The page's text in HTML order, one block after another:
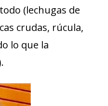
(lechugas de
crudas, rúcula,
lo que la